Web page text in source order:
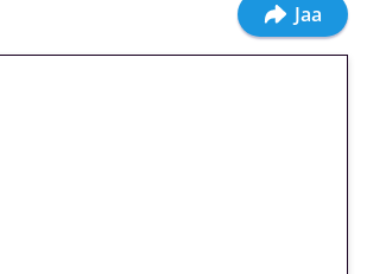
Jaa